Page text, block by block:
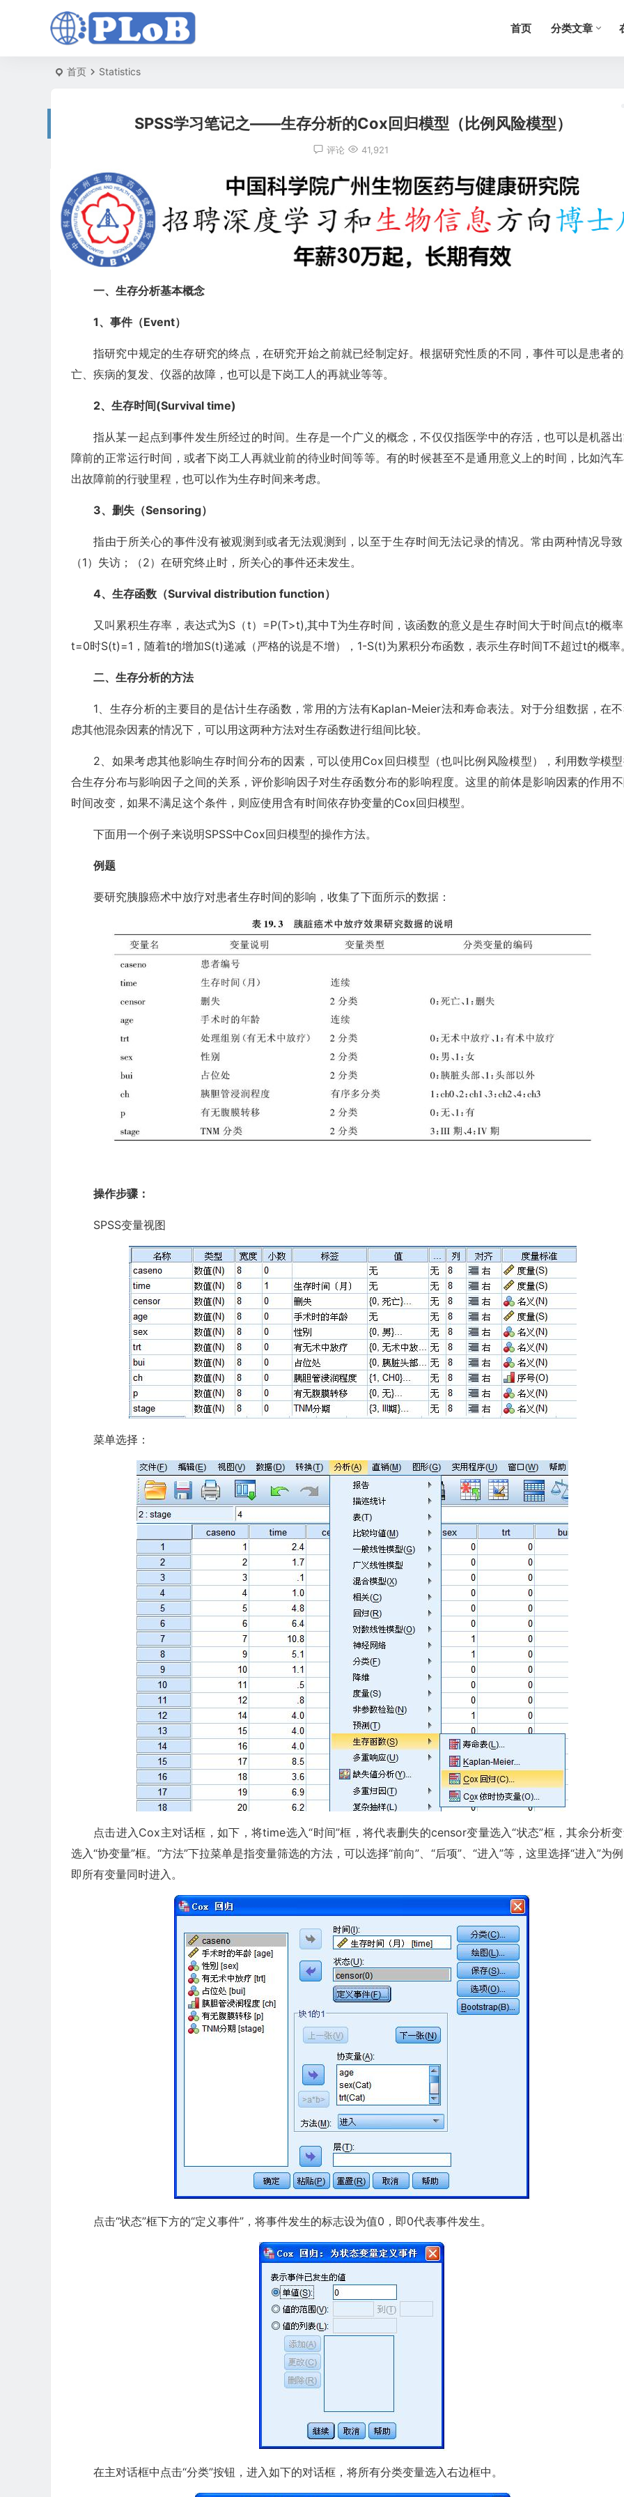
首页 分类文章
首页 Statistics
SPSS学习笔记之——生存分析的Cox回归模型（比例风险模型）
评论 41,921
一、生存分析基本概念
1、事件（Event）
指研究中规定的生存研究的终点，在研究开始之前就已经制定好。根据研究性质的不同，事件可以是患者
亡、疾病的复发、仪器的故障，也可以是下岗工人的再就业等等。
2、生存时间(Survival time)
指从某一起点到事件发生所经过的时间。生存是一个广义的概念，不仅仅指医学中的存活，也可以是机器
障前的正常运行时间，或者下岗工人再就业前的待业时间等等。有的时候甚至不是通用意义上的时间，比如汽
出故障前的行驶里程，也可以作为生存时间来考虑。
3、删失（Sensoring）
指由于所关心的事件没有被观测到或者无法观测到，以至于生存时间无法记录的情况。常由两种情况导致
（1）失访；（2）在研究终止时，所关心的事件还未发生。
4、生存函数（Survival distribution function）
又叫累积生存率，表达式为S（t）=P(T>t),其中T为生存时间，该函数的意义是生存时间大于时间点t的概率
t=0时S(t)=1，随着t的增加S(t)递减（严格的说是不增），1-S(t)为累积分布函数，表示生存时间T不超过t的概率。
二、生存分析的方法
1、生存分析的主要目的是估计生存函数，常用的方法有Kaplan-Meier法和寿命表法。对于分组数据，在
虑其他混杂因素的情况下，可以用这两种方法对生存函数进行组间比较。
2、如果考虑其他影响生存时间分布的因素，可以使用Cox回归模型（也叫比例风险模型），利用数学模
合生存分布与影响因子之间的关系，评价影响因子对生存函数分布的影响程度。这里的前体是影响因素的作用
时间改变，如果不满足这个条件，则应使用含有时间依存协变量的Cox回归模型。
下面用一个例子来说明SPSS中Cox回归模型的操作方法。
例题
要研究胰腺癌术中放疗对患者生存时间的影响，收集了下面所示的数据：
操作步骤：
SPSS变量视图
菜单选择：
点击进入Cox主对话框，如下，将time选入“时间”框，将代表删失的censor变量选入“状态”框，其余分析
选入“协变量”框。“方法”下拉菜单是指变量筛选的方法，可以选择“前向”、“后项”、“进入”等，这里选择“进入”为例
即所有变量同时进入。
点击“状态”框下方的“定义事件”，将事件发生的标志设为值0，即0代表事件发生。
在主对话框中点击“分类”按钮，进入如下的对话框，将所有分类变量选入右边框中。